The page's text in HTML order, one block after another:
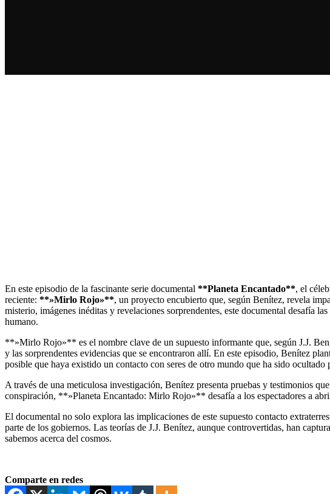
En este episodio de la fascinante serie documental **Planeta Encantado**, el
reciente: **»Mirlo Rojo»**, un proyecto encubierto que, según Benítez, revela
misterio, imágenes inéditas y revelaciones sorprendentes, este documental desafía
humano.
**»Mirlo Rojo»** es el nombre clave de un supuesto informante que, según J.J.
y las sorprendentes evidencias que se encontraron allí. En este episodio, Benítez
posible que haya existido un contacto con seres de otro mundo que ha sido ocultado
A través de una meticulosa investigación, Benítez presenta pruebas y testimonios
conspiración, **»Planeta Encantado: Mirlo Rojo»** desafía a los espectadores a
El documental no solo explora las implicaciones de este supuesto contacto
parte de los gobiernos. Las teorías de J.J. Benítez, aunque controvertidas, han
sabemos acerca del cosmos.
Comparte en redes